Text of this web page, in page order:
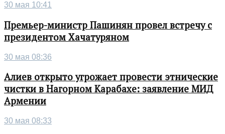
30 мая 10:41
Премьер-министр Пашинян провел встречу с
президентом Хачатуряном
30 мая 08:36
Алиев открыто угрожает провести этнические
чистки в Нагорном Карабахе: заявление МИД
Армении
30 мая 08:33